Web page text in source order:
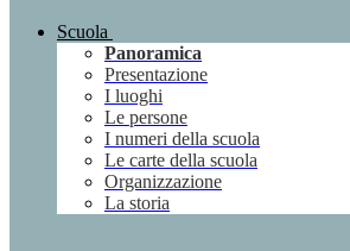
Scuola
Panoramica
Presentazione
I luoghi
Le persone
I numeri della scuola
Le carte della scuola
Organizzazione
La storia